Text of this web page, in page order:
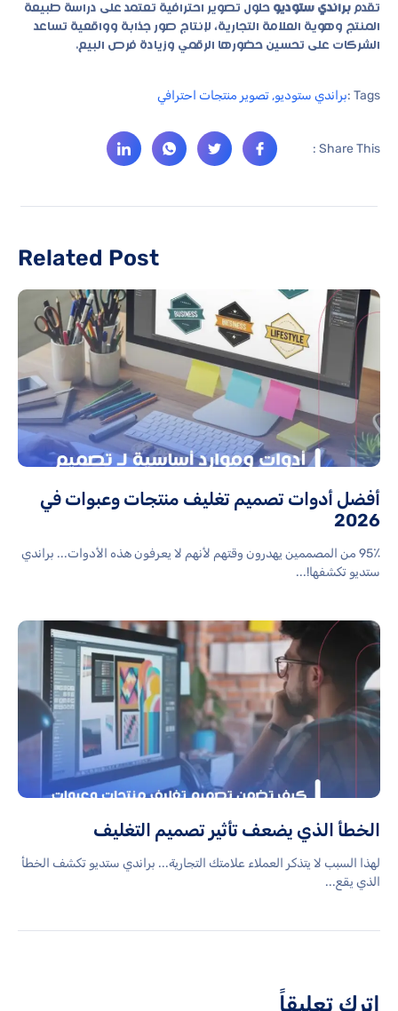
تقدم براندي ستوديو حلول تصوير احترافية تعتمد على دراسة طبيعة
المنتج وهوية العلامة التجارية، لإنتاج صور جذابة وواقعية تساعد
الشركات على تحسين حضورها الرقمي وزيادة فرص البيع.
Tags : براندي ستوديو, تصوير منتجات احترافي
Share This :
Related Post
أفضل أدوات تصميم تغليف منتجات وعبوات في
2026
95٪ من المصممين يهدرون وقتهم لأنهم لا يعرفون هذه الأدوات... براندي
ستديو تكشفها!...
الخطأ الذي يضعف تأثير تصميم التغليف
لهذا السبب لا يتذكر العملاء علامتك التجارية... براندي ستديو تكشف الخطأ
الذي يقع...
اترك تعليقاً